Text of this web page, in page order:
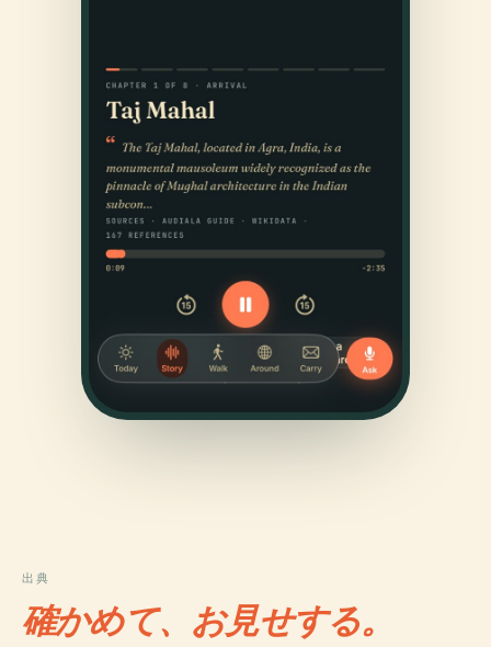
出典
確かめて、お見せする。